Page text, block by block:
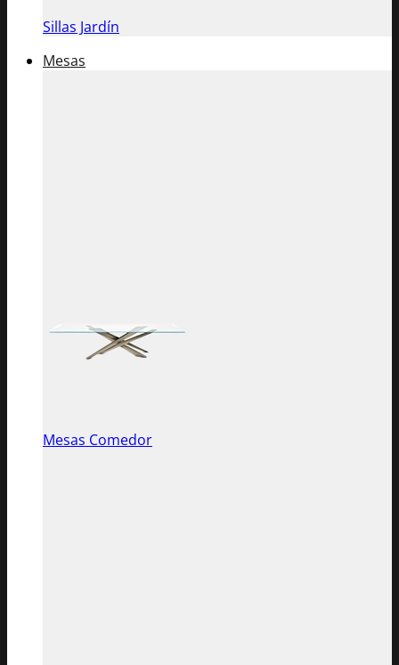
Sillas Jardín
Mesas
Mesas Comedor